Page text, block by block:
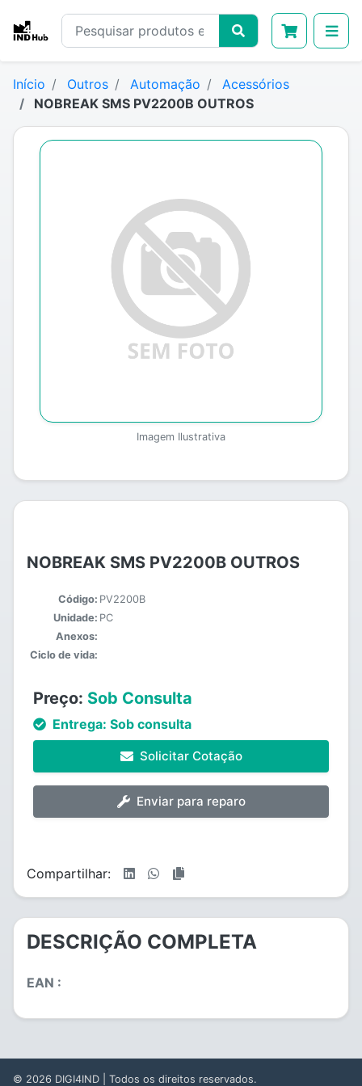
Início Outros Automação
Acessórios
NOBREAK SMS PV2200B OUTROS
Imagem Ilustrativa
NOBREAK SMS PV2200B OUTROS
Código: PV2200B
Unidade: PC
Anexos:
Ciclo de vida:
Preço: Sob Consulta
Entrega: Sob consulta
Solicitar Cotação
Enviar para reparo
Compartilhar:
DESCRIÇÃO COMPLETA
EAN :
© 2026 DIGI4IND | Todos os direitos reservados.